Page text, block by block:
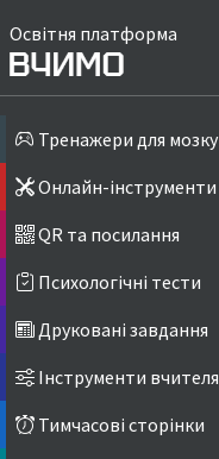
Освітня платформа
Тренажери для мозку
Онлайн-інструменти
QR та посилання
Психологічні тести
Друковані завдання
Інструменти вчителя
Тимчасові сторінки